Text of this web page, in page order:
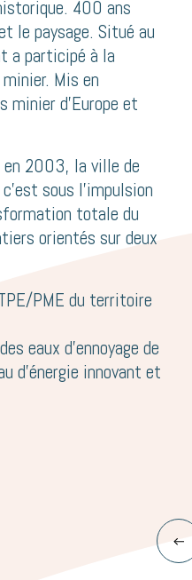
400 ans
le paysage. Situé au
a participé à la
Mis en
d’Europe et
en 2003, la ville de
sous l’impulsion
totale du
orientés sur deux
PME du territoire
eaux d’ennoyage de
d’énergie innovant et